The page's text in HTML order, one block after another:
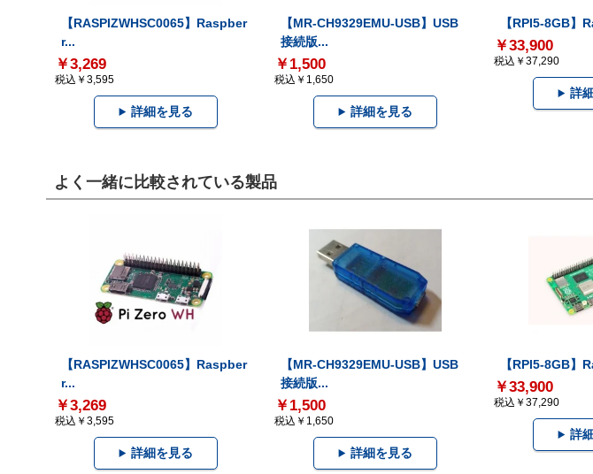
【RASPIZWHSC0065】Raspber
r...
￥3,269
税込￥3,595
詳細を見る
【MR-CH9329EMU-USB】USB
接続版...
￥1,500
税込￥1,650
詳細を見る
【RPI5-8GB】
￥33,900
税込￥37,290
詳
よく一緒に比較されている製品
【RASPIZWHSC0065】Raspber
r...
￥3,269
税込￥3,595
詳細を見る
【MR-CH9329EMU-USB】USB
接続版...
￥1,500
税込￥1,650
詳細を見る
【RPI5-8GB】
￥33,900
税込￥37,290
詳